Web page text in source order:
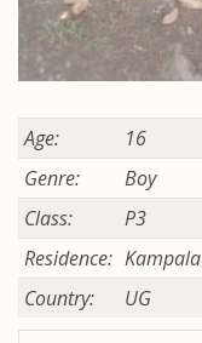
Age:
16
Genre:
Boy
Class:
P3
Residence: Kampala
Country:
UG